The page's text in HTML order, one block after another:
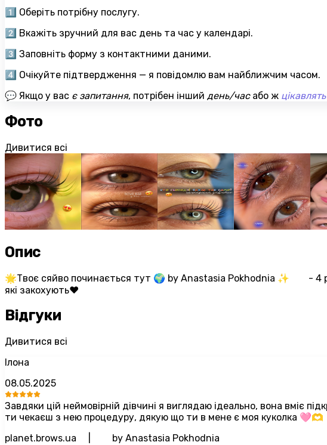
1️⃣ Оберіть потрібну послугу.
2️⃣ Вкажіть зручний для вас день та час у календарі.
3️⃣ Заповніть форму з контактними даними.
4️⃣ Очікуйте підтвердження — я повідомлю вам найближчим часом.
💬 Якщо у вас є запитання, потрібен інший день/час або ж
Фото
Дивитися всі
Опис
🌟Твоє сяйво починається тут 🌍 by Anastasia Pokhodnia ✨ ⠀⠀ -
які закохують❤️
Відгуки
Дивитися всі
Ілона
08.05.2025
Завдяки цій неймовірній дівчині я виглядаю ідеально, вона вміє
ти чекаєш з нею процедуру, дякую що ти в мене є моя куколка 🩷🫶
planet.brows.ua ⠀ | ⠀ ⠀ by Anastasia Pokhodnia